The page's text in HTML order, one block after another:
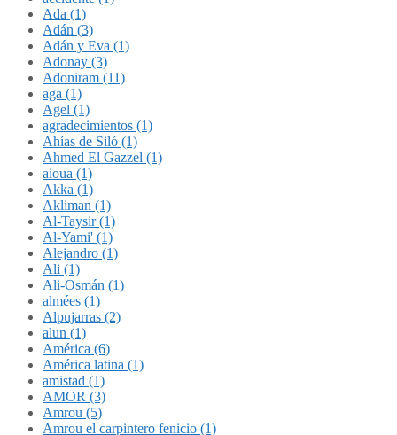
Ada (1)
Adán (3)
Adán y Eva (1)
Adonay (3)
Adoniram (11)
aga (1)
Agel (1)
agradecimientos (1)
Ahías de Siló (1)
Ahmed El Gazzel (1)
aioua (1)
Akka (1)
Akliman (1)
Al-Taysir (1)
Al-Yami' (1)
Alejandro (1)
Ali (1)
Ali-Osmán (1)
almées (1)
Alpujarras (2)
alun (1)
América (6)
América latina (1)
amistad (1)
AMOR (3)
Amrou (5)
Amrou el carpintero fenicio (1)